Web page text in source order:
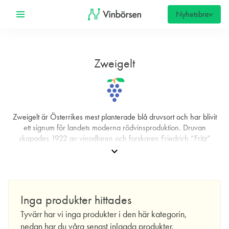
Nyhetsbrev
Zweigelt
Zweigelt är Österrikes mest planterade blå druvsort och har blivit
ett signum för landets moderna rödvinsproduktion. Druvan
skapades 1922 av vinodlaren och forskaren Friedrich “Fritz”
Zweigelt genom en korsning mellan St. Laurent och Blaufränkisch
Rotburger och Blauer Zweigelt på tyska, samt Zweigeltrebe i
Österrike odlas den i dag också i delar av Kanada och
Centraleuropa, där den uppskattas för sin anpassningsförmåga i
svalare klimat.
expand_more
Inga produkter hittades
Tyvärr har vi inga produkter i den här kategorin,
nedan har du våra senast inlagda produkter.